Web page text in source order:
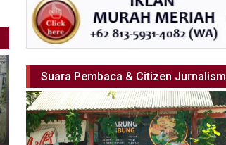
Suara Pembaca & Citizen Jurnalism